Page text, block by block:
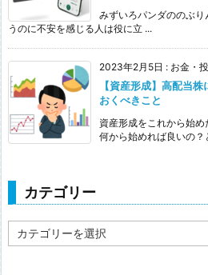
みずいろパンダののぶ
うのに不安を感じる人は役に立 ...
2023年2月5日 : お金・
【資産形成】高配当
おくべきこと
資産形成をこれから始め
何から始めれば良いの？
カテゴリー
テ